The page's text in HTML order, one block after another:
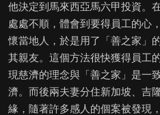
他決定到馬來西亞馬六甲投資。
處處不順，體會到要得員工的心
懷當地人，於是用了「善之家」
其親友。這個方法很快獲得員工
現慈濟的理念與「善之家」是一
濟。而後兩夫妻分住新加坡、吉
緣，隨著許多感人的個案被發現